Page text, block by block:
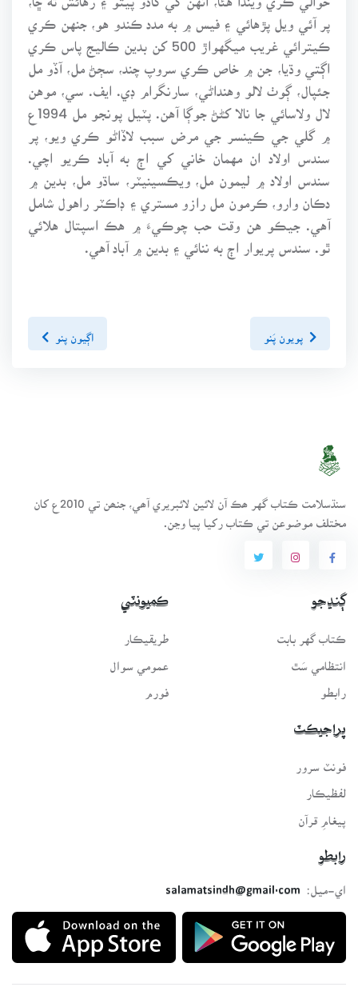
پر آئي ويل پڙهائي ۽ فيس ۾ به مدد ڪندو هو، جنهن ڪري
ڪيترائي غريب ميگهواڙ 500 کن بدين ڪاليج پاس ڪري
اڳتي وڌيا، جن ۾ خاص ڪري سروپ چند، سڄڻ مل، آڏو مل
جئپال، ڳوٺ لالو وهنداڻي، سارنگرام ڊي. ايف. سي، موهن
۾ گلي جي ڪينسر جي مرض سبب لاڏاڻو ڪري ويو، پر
سندس اولاد ان مهمان خاني کي اڄ به آباد ڪريو اچي.
سندس اولاد ۾ ليمون مل، ويڪسينيٽر، ساڌو مل، بدين ۾
دڪان وارو، ڪرمون مل رازو مستري ۽ ڊاڪٽر راهول شامل
آهي. جيڪو هن وقت حب چوڪيءَ ۾ هڪ اسپتال هلائي
ٿو. سندس پريوار اڄ به ننائي ۽ بدين ۾ آباد آهي.
پويون پَنو اڳيون پنو
سنڌسلامت ڪتاب گهر ھڪ آن لائين لائبريري آھي، جنھن تي 2010ع کان
مختلف موضوعن تي ڪتاب رکيا پيا وڃن.
ڳنڍجو
ڪتاب گهر بابت
انتظامي سَٿ
رابطو
ڪميونٽي
طريقيڪار
عمومي سوال
فورم
پراجيڪٽ
لفظيڪار
پيغامِ قرآن
رابطو
اي-ميل:
salamatsindh@gmail.com